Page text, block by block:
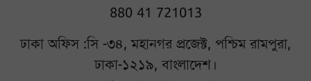
880 41 721013
ঢাকা অফিস :সি -৩৪, মহানগর প্রজেক্ট, পশ্চিম রামপুরা,
ঢাকা-১২১৯, বাংলাদেশ।